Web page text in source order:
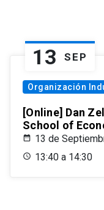
13 SEP
Organización
[Online] Dan
School of
13 de
13:40 a 14:30